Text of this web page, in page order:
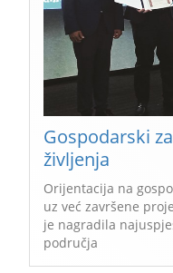
Gospodarski
življenja
Orijentacija na
uz već završene
je nagradila
područja